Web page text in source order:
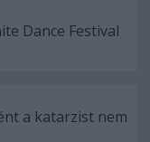
Dance Festival
a katarzist nem